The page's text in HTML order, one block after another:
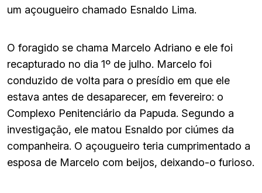
um açougueiro chamado Esnaldo Lima.
O foragido se chama Marcelo Adriano e ele foi
recapturado no dia 1º de julho. Marcelo foi
conduzido de volta para o presídio em que ele
estava antes de desaparecer, em fevereiro: o
Complexo Penitenciário da Papuda. Segundo a
investigação, ele matou Esnaldo por ciúmes da
companheira. O açougueiro teria cumprimentado a
esposa de Marcelo com beijos, deixando-o furioso.